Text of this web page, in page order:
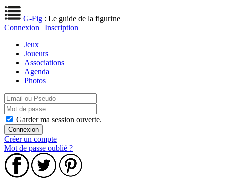
G-Fig : Le guide de la figurine
Connexion | Inscription
Jeux
Joueurs
Associations
Agenda
Photos
Garder ma session ouverte.
Créer un compte
Mot de passe oublié ?